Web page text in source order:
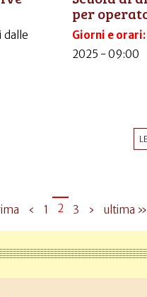
dalle
per
Giorni e orari:
2025 - 09:00
‹ 1 2 3 › ultima »